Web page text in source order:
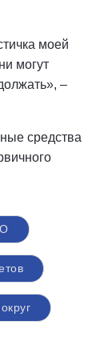
моей
могут
–
средства